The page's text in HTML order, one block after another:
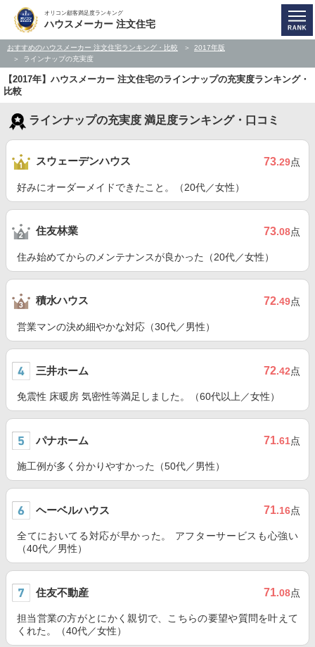
オリコン顧客満足度ランキング
ハウスメーカー 注文住宅
おすすめのハウスメーカー 注文住宅ランキング・比較
2017年版
ラインナップの充実度
【2017年】ハウスメーカー 注文住宅のラインナップの充実度ランキング・
比較
ラインナップの充実度 満足度ランキング・口コミ
スウェーデンハウス 73.29点
好みにオーダーメイドできたこと。（20代／女性）
住友林業 73.08点
住み始めてからのメンテナンスが良かった（20代／女性）
積水ハウス 72.49点
営業マンの決め細やかな対応（30代／男性）
三井ホーム 72.42点
免震性 床暖房 気密性等満足しました。（60代以上／女性）
パナホーム 71.61点
施工例が多く分かりやすかった（50代／男性）
ヘーベルハウス 71.16点
全てにおいてる対応が早かった。 アフターサービスも心強い
（40代／男性）
住友不動産 71.08点
担当営業の方がとにかく親切で、こちらの要望や質問を叶えて
くれた。（40代／女性）